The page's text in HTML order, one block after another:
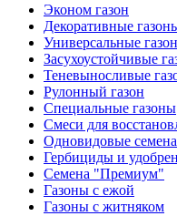
Эконом газон
Декоративные
Универсальные
Засухоустойчивые
Теневыносливые
Рулонный газон
Специальные газоны
Смеси для
Одновидовые семена
Гербициды и
Cемена "Премиум"
Газоны с ежой
Газоны с житняком